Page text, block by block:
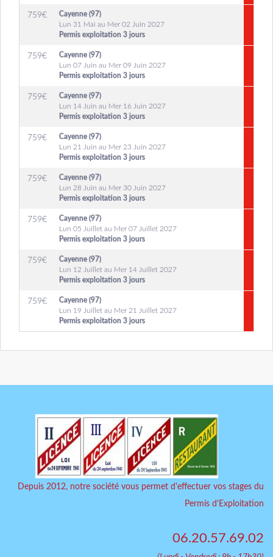
759€
Cayenne (97)
Lun 31 Mai au Mer 02 Juin 2027
Permis exploitation 3 jours
759€
Cayenne (97)
Lun 07 Juin au Mer 09 Juin 2027
Permis exploitation 3 jours
759€
Cayenne (97)
Lun 14 Juin au Mer 16 Juin 2027
Permis exploitation 3 jours
759€
Cayenne (97)
Lun 21 Juin au Mer 23 Juin 2027
Permis exploitation 3 jours
759€
Cayenne (97)
Lun 28 Juin au Mer 30 Juin 2027
Permis exploitation 3 jours
759€
Cayenne (97)
Lun 05 Juillet au Mer 07 Juillet 2027
Permis exploitation 3 jours
759€
Cayenne (97)
Lun 12 Juillet au Mer 14 Juillet 2027
Permis exploitation 3 jours
759€
Cayenne (97)
Lun 19 Juillet au Mer 21 Juillet 2027
Permis exploitation 3 jours
Depuis 2012, notre société vous permet d'effectuer vos stages du
Permis d'Exploitation
06.20.57.69.02